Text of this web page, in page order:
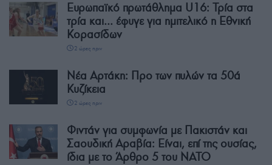
Ευρωπαϊκό πρωτάθλημα U16: Τρία στα
τρία και… έφυγε για ημιτελικό η Εθνική
Κορασίδων
2 ώρες πριν
Νέα Αρτάκη: Προ των πυλών τα 50ά
Κυζίκεια
2 ώρες πριν
Φιντάν για συμφωνία με Πακιστάν και
Σαουδική Αραβία: Είναι, επί της ουσίας,
ίδια με το Άρθρο 5 του ΝΑΤΟ